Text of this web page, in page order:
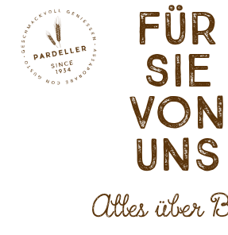
Für
Sie
von
uns
Alles über